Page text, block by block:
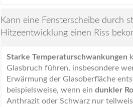
Kann eine Fensterscheibe durch
Hitzeentwicklung einen Riss
Starke Temperaturschwankungen
Glasbruch führen, insbesondere
Erwärmung der Glasoberfläche
beispielsweise, wenn ein dunkler
Anthrazit oder Schwarz nur